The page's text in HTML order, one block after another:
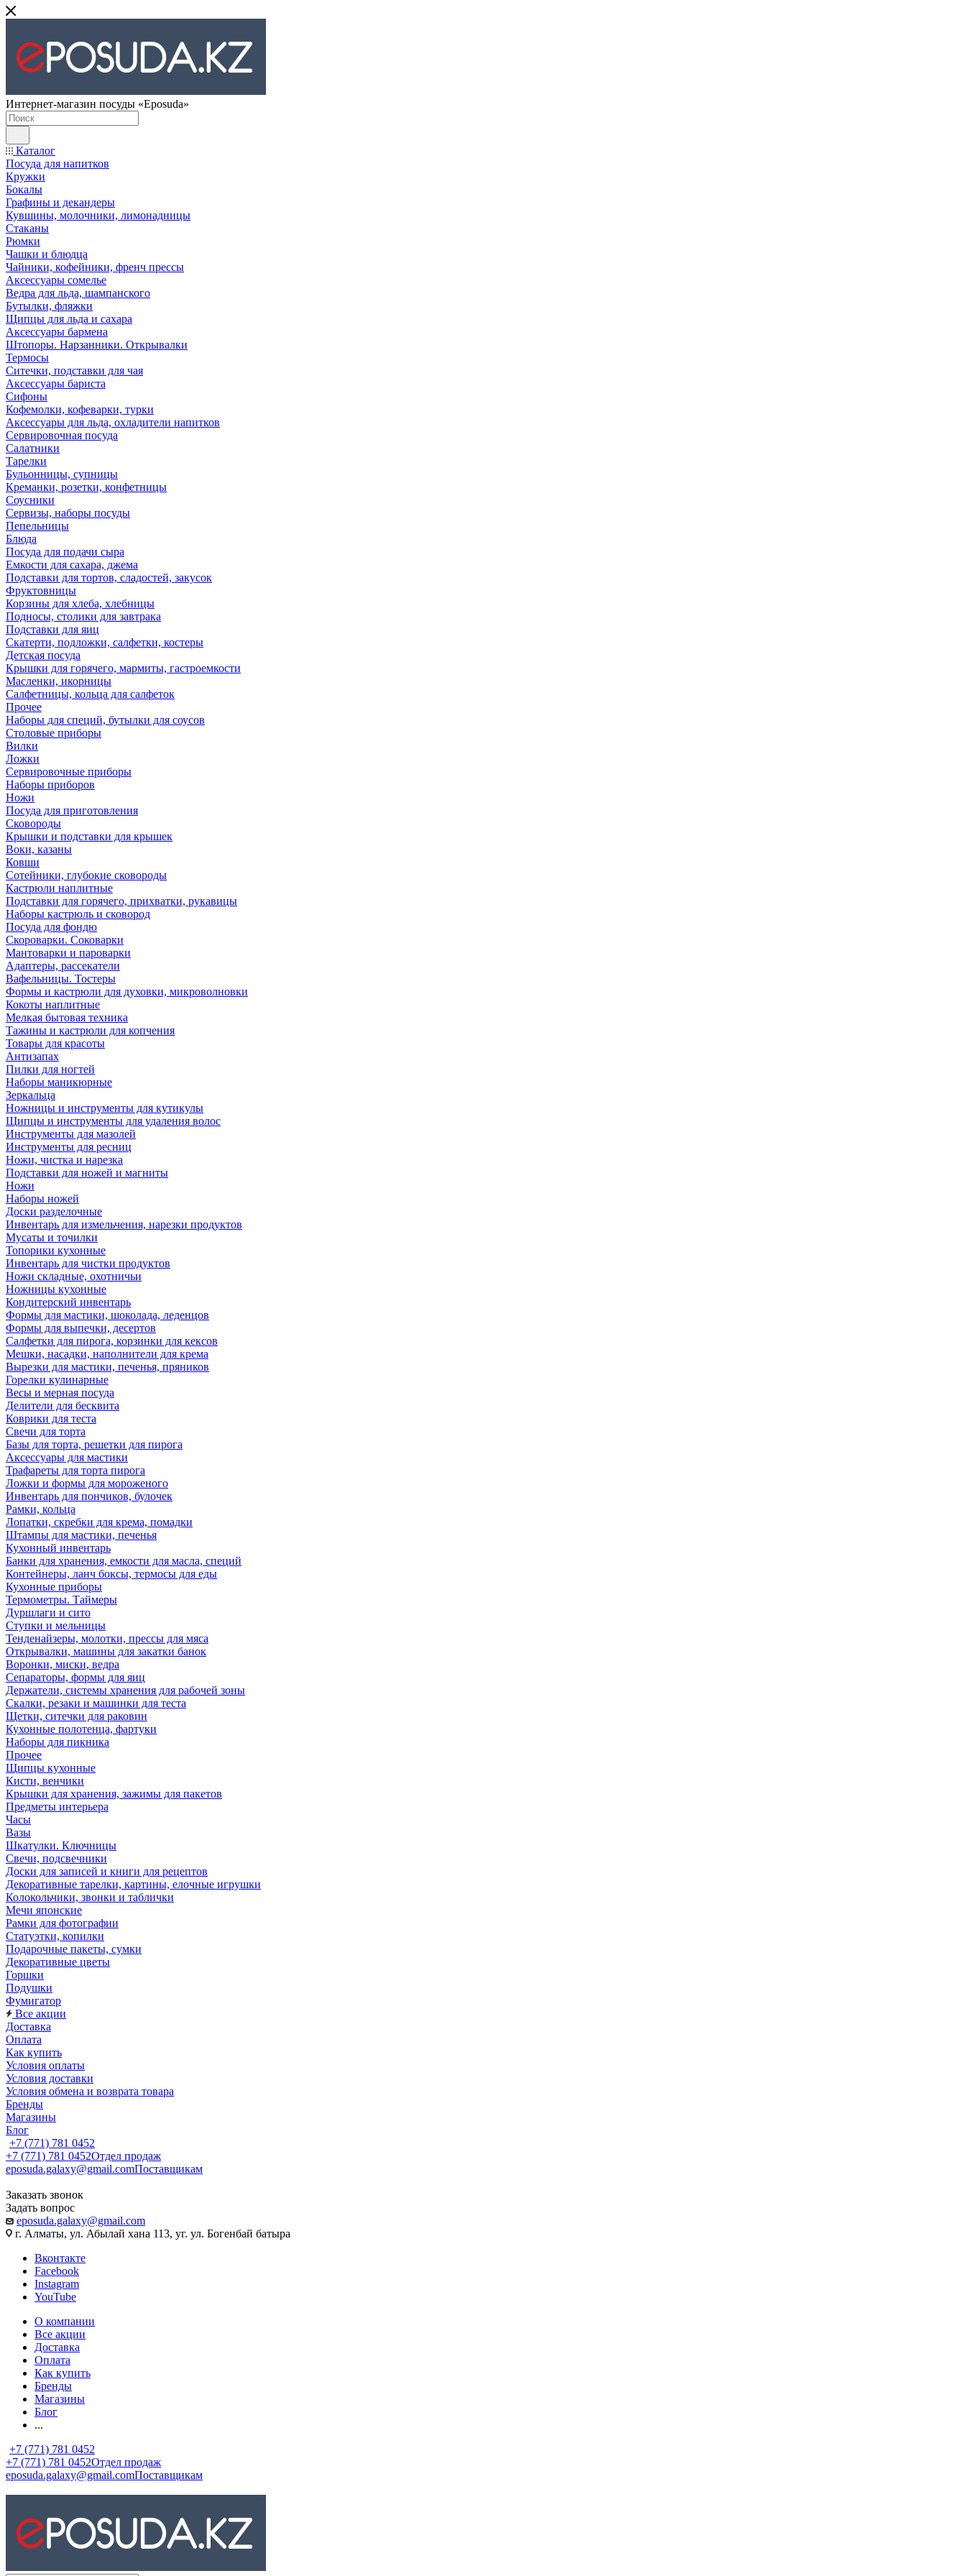
Интернет-магазин посуды «Eposuda»
Каталог
Посуда для напитков
Кружки
Бокалы
Графины и декандеры
Кувшины, молочники, лимонадницы
Стаканы
Рюмки
Чашки и блюдца
Чайники, кофейники, френч прессы
Аксессуары сомелье
Ведра для льда, шампанского
Бутылки, фляжки
Щипцы для льда и сахара
Аксессуары бармена
Штопоры. Нарзанники. Открывалки
Термосы
Ситечки, подставки для чая
Аксессуары бариста
Сифоны
Кофемолки, кофеварки, турки
Аксессуары для льда, охладители напитков
Сервировочная посуда
Салатники
Тарелки
Бульонницы, супницы
Креманки, розетки, конфетницы
Соусники
Сервизы, наборы посуды
Пепельницы
Блюда
Посуда для подачи сыра
Емкости для сахара, джема
Подставки для тортов, сладостей, закусок
Фруктовницы
Корзины для хлеба, хлебницы
Подносы, столики для завтрака
Подставки для яиц
Скатерти, подложки, салфетки, костеры
Детская посуда
Крышки для горячего, мармиты, гастроемкости
Масленки, икорницы
Салфетницы, кольца для салфеток
Прочее
Наборы для специй, бутылки для соусов
Столовые приборы
Вилки
Ложки
Сервировочные приборы
Наборы приборов
Ножи
Посуда для приготовления
Сковороды
Крышки и подставки для крышек
Воки, казаны
Ковши
Сотейники, глубокие сковороды
Кастрюли наплитные
Подставки для горячего, прихватки, рукавицы
Наборы кастрюль и сковород
Посуда для фондю
Скороварки. Соковарки
Мантоварки и пароварки
Адаптеры, рассекатели
Вафельницы. Тостеры
Формы и кастрюли для духовки, микроволновки
Кокоты наплитные
Мелкая бытовая техника
Тажины и кастрюли для копчения
Товары для красоты
Антизапах
Пилки для ногтей
Наборы маникюрные
Зеркальца
Ножницы и инструменты для кутикулы
Щипцы и инструменты для удаления волос
Инструменты для мазолей
Инструменты для ресниц
Ножи, чистка и нарезка
Подставки для ножей и магниты
Ножи
Наборы ножей
Доски разделочные
Инвентарь для измельчения, нарезки продуктов
Мусаты и точилки
Топорики кухонные
Инвентарь для чистки продуктов
Ножи складные, охотничьи
Ножницы кухонные
Кондитерский инвентарь
Формы для мастики, шоколада, леденцов
Формы для выпечки, десертов
Салфетки для пирога, корзинки для кексов
Мешки, насадки, наполнители для крема
Вырезки для мастики, печенья, пряников
Горелки кулинарные
Весы и мерная посуда
Делители для бесквита
Коврики для теста
Свечи для торта
Базы для торта, решетки для пирога
Аксессуары для мастики
Трафареты для торта пирога
Ложки и формы для мороженого
Инвентарь для пончиков, булочек
Рамки, кольца
Лопатки, скребки для крема, помадки
Штампы для мастики, печенья
Кухонный инвентарь
Банки для хранения, емкости для масла, специй
Контейнеры, ланч боксы, термосы для еды
Кухонные приборы
Термометры. Таймеры
Дуршлаги и сито
Ступки и мельницы
Тенденайзеры, молотки, прессы для мяса
Открывалки, машины для закатки банок
Воронки, миски, ведра
Сепараторы, формы для яиц
Держатели, системы хранения для рабочей зоны
Скалки, резаки и машинки для теста
Щетки, ситечки для раковин
Кухонные полотенца, фартуки
Наборы для пикника
Прочее
Щипцы кухонные
Кисти, венчики
Крышки для хранения, зажимы для пакетов
Предметы интерьера
Часы
Вазы
Шкатулки. Ключницы
Свечи, подсвечники
Доски для записей и книги для рецептов
Декоративные тарелки, картины, елочные игрушки
Колокольчики, звонки и таблички
Мечи японские
Рамки для фотографии
Статуэтки, копилки
Подарочные пакеты, сумки
Декоративные цветы
Горшки
Подушки
Фумигатор
Все акции
Доставка
Оплата
Как купить
Условия оплаты
Условия доставки
Условия обмена и возврата товара
Бренды
Магазины
Блог
+7 (771) 781 0452
+7 (771) 781 0452Отдел продаж
eposuda.galaxy@gmail.comПоставщикам
Заказать звонок
Задать вопрос
eposuda.galaxy@gmail.com
г. Алматы, ул. Абылай хана 113, уг. ул. Богенбай батыра
Вконтакте
Facebook
Instagram
YouTube
О компании
Все акции
Доставка
Оплата
Как купить
Бренды
Магазины
Блог
...
+7 (771) 781 0452
+7 (771) 781 0452Отдел продаж
eposuda.galaxy@gmail.comПоставщикам